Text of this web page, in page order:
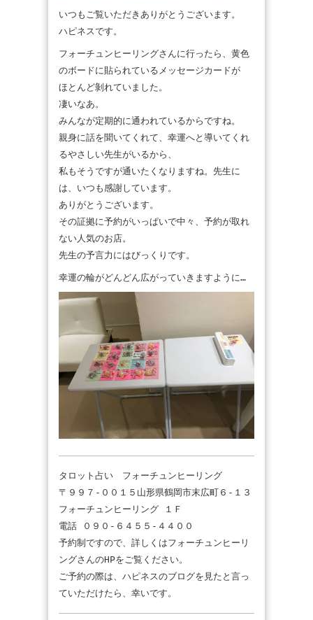
いつもご覧いただきありがとうございます。
ハピネスです。
フォーチュンヒーリングさんに行ったら、黄色
のボードに貼られているメッセージカードが
ほとんど剝れていました。
凄いなあ。
みんなが定期的に通われているからですね。
親身に話を聞いてくれて、幸運へと導いてくれ
るやさしい先生がいるから、
私もそうですが通いたくなりますね。先生に
は、いつも感謝しています。
ありがとうございます。
その証拠に予約がいっぱいで中々、予約が取れ
ない人気のお店。
先生の予言力にはびっくりです。
幸運の輪がどんどん広がっていきますように…
タロット占い フォーチュンヒーリング
〒９９７-００１５山形県鶴岡市末広町６-１３
フォーチュンヒーリング １Ｆ
電話 ０９０-６４５５-４４００
予約制ですので、詳しくはフォーチュンヒーリ
ングさんのHPをご覧ください。
ご予約の際は、ハピネスのブログを見たと言っ
ていただけたら、幸いです。